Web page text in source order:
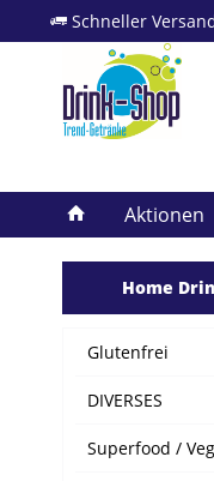
Schneller
Aktionen
Home
Glutenfrei
DIVERSES
Superfood /